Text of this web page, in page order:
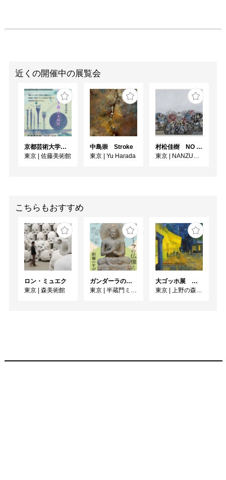
近くの開催中の展覧会
京都芸術大学通信教育課程 ゆうゆう会日本画展
東京
佐藤美術館
中島崇 Stroke
東京
Yu Harada
村松佳樹 NO SEQUENCE
東京
NANZUKA UNDERGROUND
こちらもおすすめ
ロン・ミュエク
東京
森美術館
ガンダーラの仏像と仏伝ー釈尊のすがたー
東京
半蔵門ミュージアム
大ゴッホ展 夜のカフェテラス
東京
上野の森美術館